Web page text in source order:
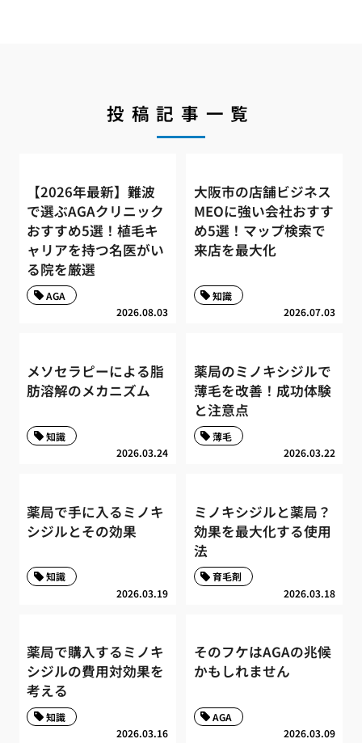
投稿記事一覧
【2026年最新】難波
で選ぶAGAクリニック
おすすめ5選！植毛キ
ャリアを持つ名医がい
る院を厳選
2026.08.03
AGA
大阪市の店舗ビジネス
MEOに強い会社おすす
め5選！マップ検索で
来店を最大化
2026.07.03
知識
メソセラピーによる脂
肪溶解のメカニズム
2026.03.24
知識
薬局のミノキシジルで
薄毛を改善！成功体験
と注意点
2026.03.22
薄毛
薬局で手に入るミノキ
シジルとその効果
2026.03.19
知識
ミノキシジルと薬局？
効果を最大化する使用
法
2026.03.18
育毛剤
薬局で購入するミノキ
シジルの費用対効果を
考える
2026.03.16
知識
そのフケはAGAの兆候
かもしれません
2026.03.09
AGA